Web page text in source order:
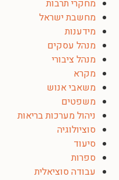
מחקרי תרבות
מחשבת ישראל
מידענות
מנהל עסקים
מנהל ציבורי
מקרא
משאבי אנוש
משפטים
ניהול מערכות בריאות
סוציולוגיה
סיעוד
ספרות
עבודה סוציאלית